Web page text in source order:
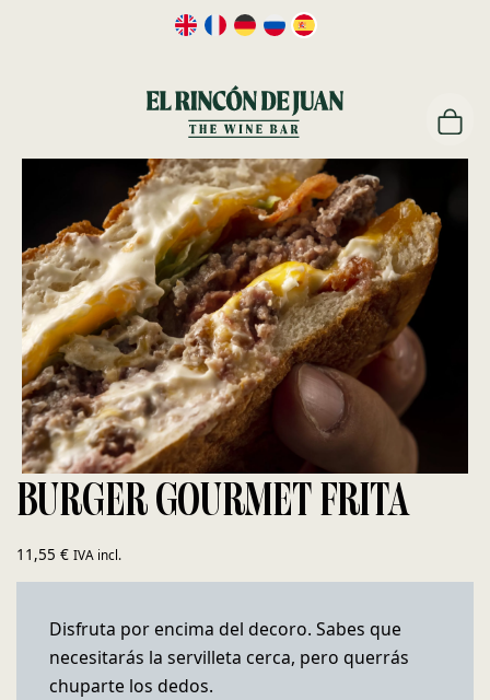
BURGER GOURMET FRITA
11,55 € IVA incl.
Disfruta por encima del decoro. Sabes que
necesitarás la servilleta cerca, pero querrás
chuparte los dedos.